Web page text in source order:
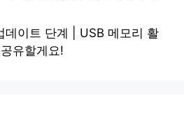
데이트 단계 | USB 메모리 활
유할게요!